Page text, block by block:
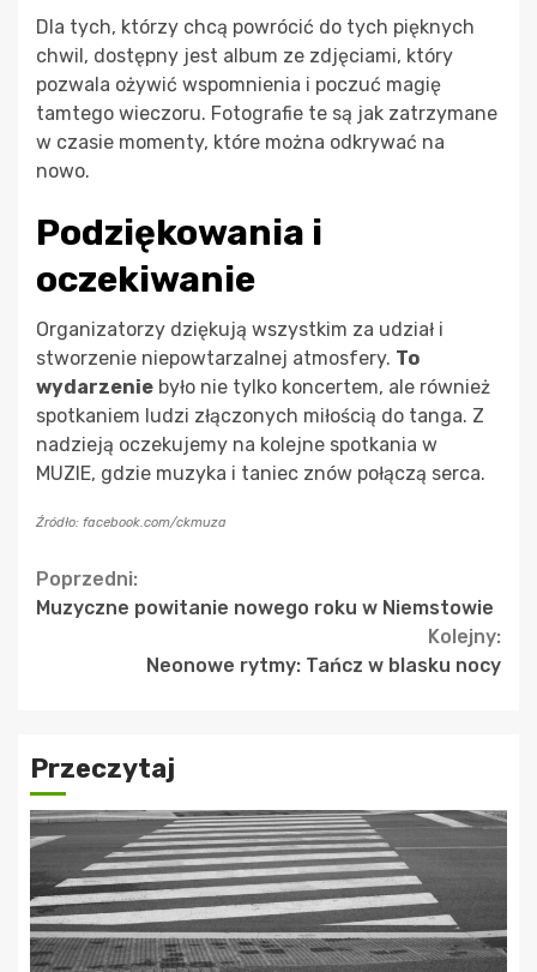
Dla tych, którzy chcą powrócić do tych pięknych
chwil, dostępny jest album ze zdjęciami, który
pozwala ożywić wspomnienia i poczuć magię
tamtego wieczoru. Fotografie te są jak zatrzymane
w czasie momenty, które można odkrywać na
nowo.
Podziękowania i
oczekiwanie
Organizatorzy dziękują wszystkim za udział i
stworzenie niepowtarzalnej atmosfery. To
wydarzenie było nie tylko koncertem, ale również
spotkaniem ludzi złączonych miłością do tanga. Z
nadzieją oczekujemy na kolejne spotkania w
MUZIE, gdzie muzyka i taniec znów połączą serca.
Źródło: facebook.com/ckmuza
Continue
Poprzedni:
Muzyczne powitanie nowego roku w Niemstowie
Kolejny:
Neonowe rytmy: Tańcz w blasku nocy
Przeczytaj